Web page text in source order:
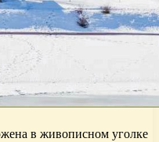
в живописном уголке